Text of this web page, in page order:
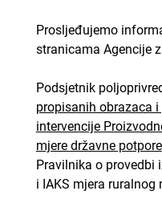
Prosljeđujemo
stranicama Agencije
Podsjetnik
propisanih obrazaca
intervencije
mjere državne potpore
Pravilnika o provedbi
i IAKS mjera ruralnog